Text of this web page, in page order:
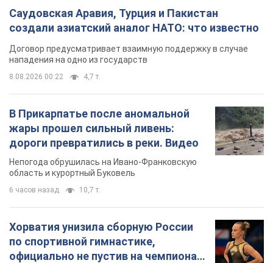
жары прошел сильный ливень:
дороги превратились в реки. Видео
область и курортный Буковель
Хорватия унизила сборную России
по спортивной гимнастике,
официально не пустив на чемпионат
Европы основных спортсменов
5 часов назад 8,7 т.